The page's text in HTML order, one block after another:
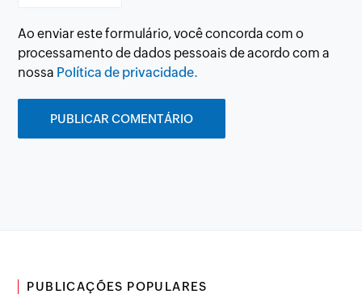
Ao enviar este formulário, você concorda com o
processamento de dados pessoais de acordo com a
nossa Política de privacidade.
PUBLICAÇÕES POPULARES